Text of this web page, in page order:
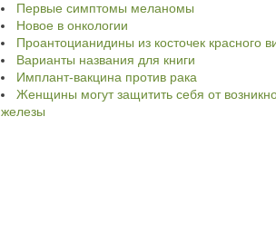
Первые симптомы меланомы
Новое в онкологии
Проантоцианидины из косточек красного
Варианты названия для книги
Имплант-вакцина против рака
Женщины могут защитить себя от
железы